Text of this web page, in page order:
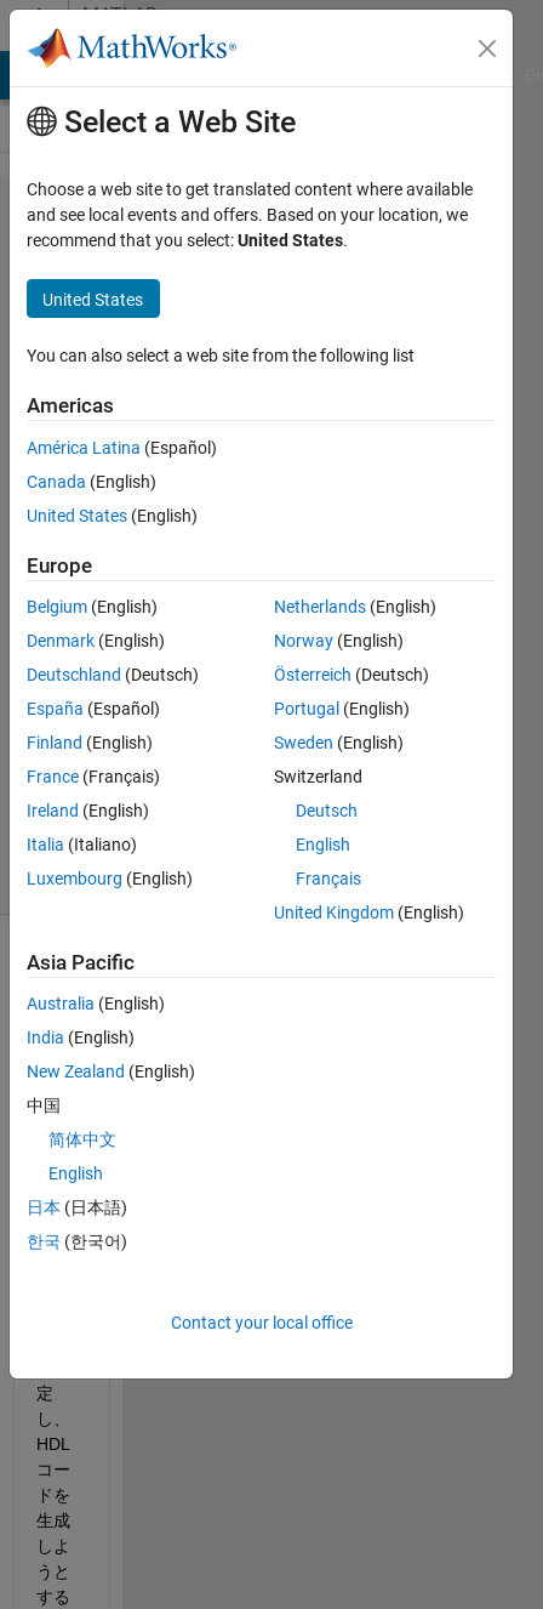
Skip to contentMATLAB
Answers
ブラッ
クボッ
クスの
サ​ブシ
ステム
をHDL
コ​ード
に変換
する際
ー
Hideo
Suzuki
2018
1 Answer
Updated
17 May
8 Views
(30 days)
ブロ
ック
プロ
パテ
ィで
Archit
定
し、
HDL
コー
ドを
生成
しよ
うと
する
Select a Web Site
Choose a web site to get translated content where available
and see local events and offers. Based on your location, we
recommend that you select:United States.
United States
You can also select a web site from the following list
Americas
América Latina (Español)
Canada (English)
United States (English)
Europe
Belgium (English)
Denmark (English)
Deutschland (Deutsch)
España (Español)
Finland (English)
France (Français)
Ireland (English)
Italia (Italiano)
Luxembourg (English)
Netherlands (English)
Norway (English)
Österreich (Deutsch)
Portugal (English)
Sweden (English)
Switzerland
Deutsch
English
Français
United Kingdom (English)
Asia Pacific
Australia (English)
India (English)
New Zealand (English)
中国
简体中文
English
日本 (日本語)
한국 (한국어)
Contact your local office